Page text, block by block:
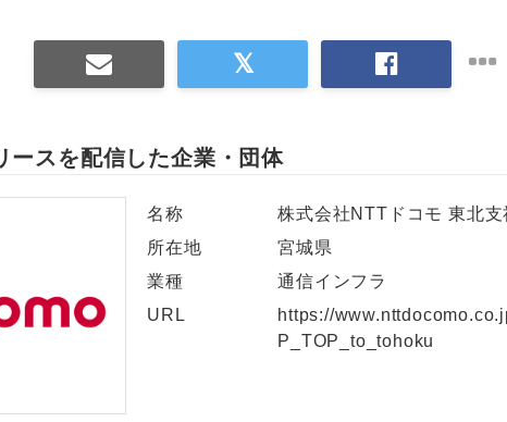
ースを配信した企業・団体
名称
株式会社NTTドコモ 東北支
所在地
宮城県
業種
通信インフラ
URL
https://
P_TOP_to_tohoku